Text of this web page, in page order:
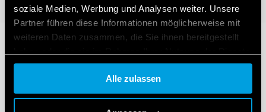
soziale Medien, Werbung und Analysen weiter. Unsere
Partner führen diese Informationen möglicherweise mit
weiteren Daten zusammen, die Sie ihnen bereitgestellt
gesammelt haben.
Cookie policy.
Alle zulassen